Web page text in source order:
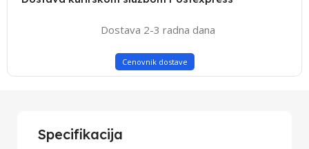
Dostava 2-3 radna dana
Cenovnik dostave
Specifikacija